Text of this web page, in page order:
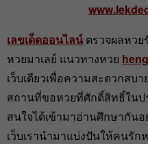
เลขเด็ดออนไลน์ ตรวจผลหว
หวยมาเลย์ แนวทางหวย
เว็บเดียวเพื่อความสะดวกสบ
สถานที่ขอหวยที่ศักดิ์สิทธิ์ในป
สนใจได้เข้ามาอ่านศึกษากัน
เว็บเรานำมาแบ่งปันให้คนรัก